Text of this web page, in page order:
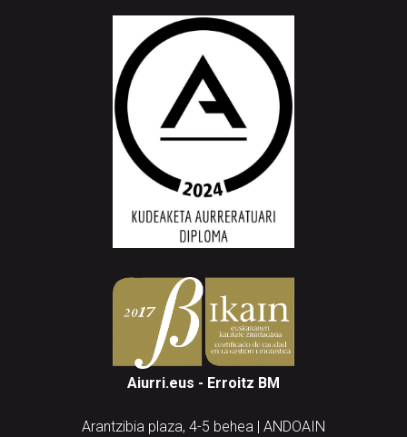
Aiurri.eus - Erroitz BM
Arantzibia plaza, 4-5 behea | ANDOAIN